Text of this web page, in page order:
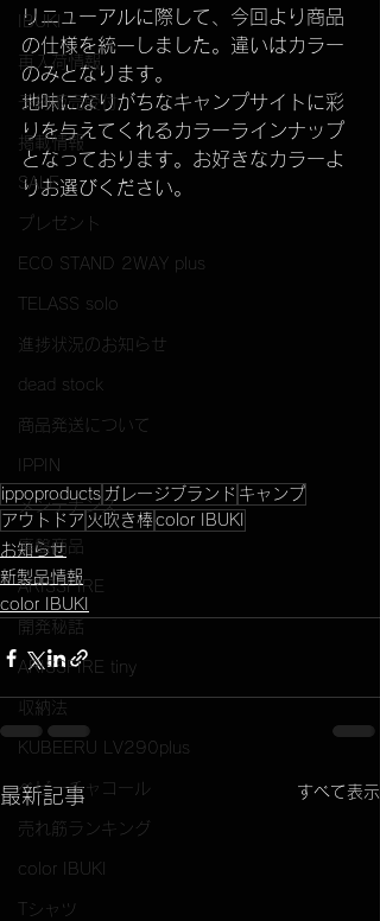
IBUKI
再入荷情報
予約販売受付
掲載情報
SALE
プレゼント
ECO STAND 2WAY plus
TELASS solo
進捗状況のお知らせ
dead stock
商品発送について
IPPIN
メンテナンス
廃盤商品
ARISSFIRE
開発秘話
ARISSFIRE tiny
収納法
KUBEERU LV290plus
ベビーチャコール
売れ筋ランキング
color IBUKI
Tシャツ
リニューアルに際して、今回より商品
の仕様を統一しました。違いはカラー
のみとなります。
地味になりがちなキャンプサイトに彩
りを与えてくれるカラーラインナップ
となっております。お好きなカラーよ
りお選びください。
ippoproducts ガレージブランド キャンプ
アウトドア 火吹き棒 color IBUKI
お知らせ
新製品情報
color IBUKI
最新記事 すべて表示